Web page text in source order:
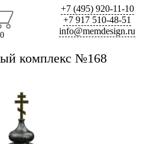
0
+7 (495) 920-11-10
+7 917 510-48-51
info@memdesign.ru
комплекс №168